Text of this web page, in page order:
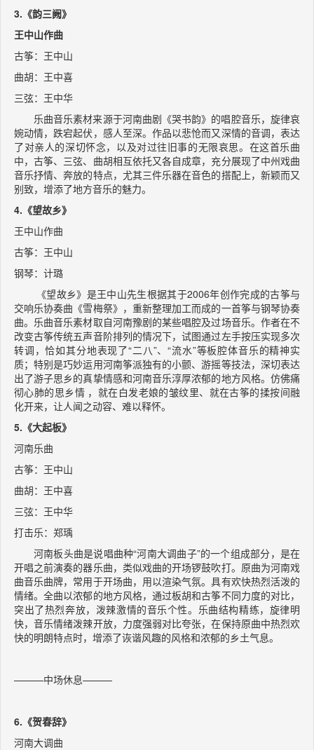
3.《韵三阙》
王中山作曲
古筝：王中山
曲胡：王中喜
三弦：王中华
乐曲音乐素材来源于河南曲剧《哭书韵》的唱腔音乐，旋律哀
婉动情，跌宕起伏，感人至深。作品以悲怆而又深情的音调，表达
了对亲人的深切怀念，以及对过往旧事的无限哀思。在这首乐曲
中，古筝、三弦、曲胡相互依托又各自成章，充分展现了中州戏曲
音乐抒情、奔放的特点，尤其三件乐器在音色的搭配上，新颖而又
别致，增添了地方音乐的魅力。
4.《望故乡》
王中山作曲
古筝：王中山
钢琴：计璐
《望故乡》是王中山先生根据其于2006年创作完成的古筝与
交响乐协奏曲《雪梅祭》，重新整理加工而成的一首筝与钢琴协奏
曲。乐曲音乐素材取自河南豫剧的某些唱腔及过场音乐。作者在不
改变古筝传统五声音阶排列的情况下，试图通过左手按压实现多次
转调，恰如其分地表现了“二八”、“流水”等板腔体音乐的精神实
质；特别是巧妙运用河南筝派独有的小颤、游摇等技法，深切表达
出了游子思乡的真挚情感和河南音乐淳厚浓郁的地方风格。仿佛痛
彻心肺的思乡情 ，就在白发老娘的皱纹里、就在古筝的揉按间融
化开来，让人闻之动容、难以释怀。
5.《大起板》
河南乐曲
古筝：王中山
曲胡：王中喜
三弦：王中华
打击乐：郑瑀
河南板头曲是说唱曲种“河南大调曲子”的一个组成部分，是在
开唱之前演奏的器乐曲，类似戏曲的开场锣鼓吹打。原曲为河南戏
曲音乐曲牌，常用于开场曲，用以渲染气氛。具有欢快热烈活泼的
情绪。全曲以浓郁的地方风格，通过板胡和古筝不同力度的对比，
突出了热烈奔放，泼辣激情的音乐个性。乐曲结构精练，旋律明
快，音乐情绪泼辣开放，力度强弱对比夸张，在保持原曲中热烈欢
快的明朗特点时，增添了诙谐风趣的风格和浓郁的乡土气息。
———中场休息———
6.《贺春辞》
河南大调曲